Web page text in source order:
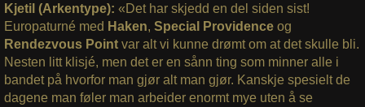
Kjetil (Arkentype): «Det har skjedd en del siden sist!
Europaturné med Haken, Special Providenceog
Rendezvous Point var alt vi kunne drømt om at det skulle bli.
Nesten litt klisjé, men det er en sånn ting som minner alle i
bandet på hvorfor man gjør alt man gjør. Kanskje spesielt de
dagene man føler man arbeider enormt mye uten å se